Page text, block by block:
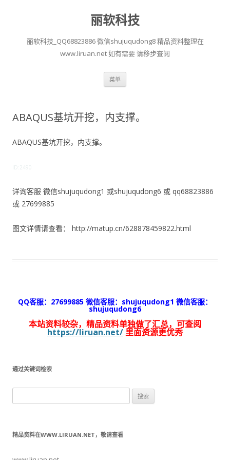
丽软科技
丽软科技_QQ68823886 微信shujuqudong8 精品资料整理在
www.liruan.net 如有需要 请移步查阅
菜单
ABAQUS基坑开挖，内支撑。
ABAQUS基坑开挖，内支撑。
ID:2490
详询客服 微信shujuqudong1 或shujuqudong6 或 qq68823886
或 27699885
图文详情请查看： http://matup.cn/628878459822.html
QQ客服：27699885 微信客服：shujuqudong1 微信客服：
shujuqudong6
本站资料较杂，精品资料单独做了汇总，可查阅
https://liruan.net/ 里面资源更优秀
通过关键词检索
索：
精品资料在WWW.LIRUAN.NET，敬请查看